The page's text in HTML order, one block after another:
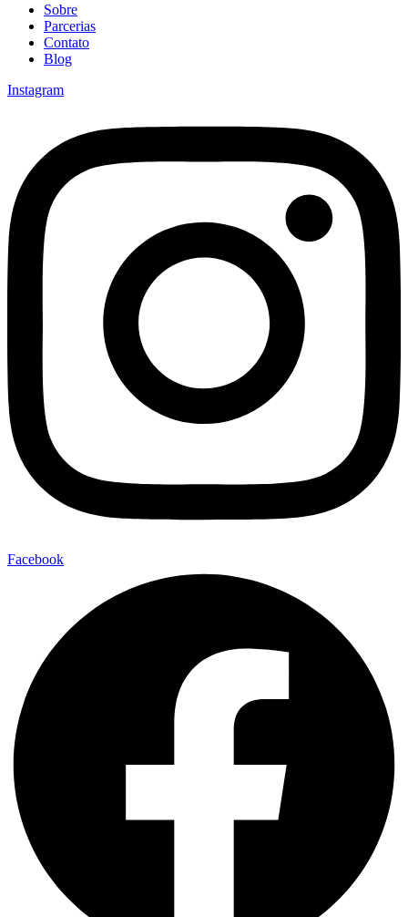
Sobre
Parcerias
Contato
Blog
Instagram
Facebook